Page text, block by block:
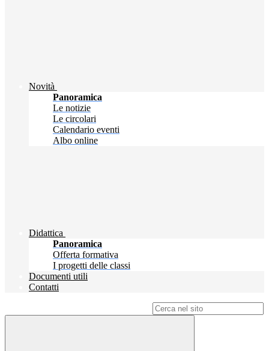
Novità
Panoramica
Le notizie
Le circolari
Calendario eventi
Albo online
Didattica
Panoramica
Offerta formativa
I progetti delle classi
Documenti utili
Contatti